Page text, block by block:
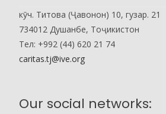
кӯч. Титова (Ҷавонон) 10, гузар. 21
734012 Душанбе, Тоҷикистон
Тел: +992 (44) 620 21 74
caritas.tj@ive.org
Our social networks: